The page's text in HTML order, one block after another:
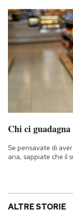
Chi ci
Se pensavate di
aria, sappiate che il
ALTRE STORIE